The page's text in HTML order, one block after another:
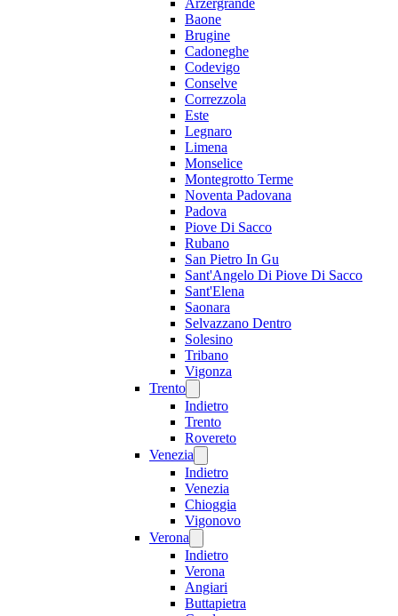
Arzergrande
Baone
Brugine
Cadoneghe
Codevigo
Conselve
Correzzola
Este
Legnaro
Limena
Monselice
Montegrotto Terme
Noventa Padovana
Padova
Piove Di Sacco
Rubano
San Pietro In Gu
Sant'Angelo Di Piove Di Sacco
Sant'Elena
Saonara
Selvazzano Dentro
Solesino
Tribano
Vigonza
Trento
Indietro
Trento
Rovereto
Venezia
Indietro
Venezia
Chioggia
Vigonovo
Verona
Indietro
Verona
Angiari
Buttapietra